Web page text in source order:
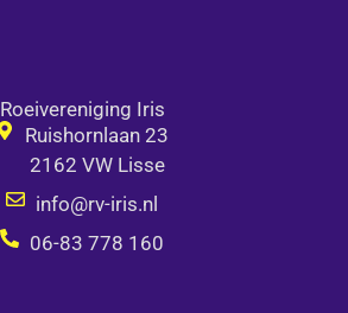
Roeivereniging Iris
Ruishornlaan 23
2162 VW Lisse
info@rv-iris.nl
06-83 778 160